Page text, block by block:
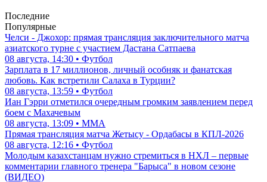
Последние
Популярные
Челси - Джохор: прямая трансляция заключительного матча
азиатского турне с участием Дастана Сатпаева
08 августа, 14:30 • Футбол
Зарплата в 17 миллионов, личный особняк и фанатская
любовь. Как встретили Салаха в Турции?
08 августа, 13:59 • Футбол
Иан Гэрри отметился очередным громким заявлением перед
боем с Махачевым
08 августа, 13:09 • ММА
Прямая трансляция матча Жетысу - Ордабасы в КПЛ-2026
08 августа, 12:16 • Футбол
Молодым казахстанцам нужно стремиться в НХЛ – первые
комментарии главного тренера "Барыса" в новом сезоне
(ВИДЕО)